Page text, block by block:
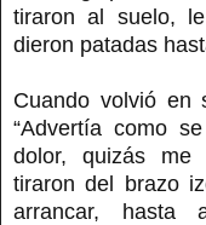
tiraron al suelo,
dieron patadas
Cuando volvió en
“Advertía como
dolor, quizás me
tiraron del brazo
arrancar, hasta